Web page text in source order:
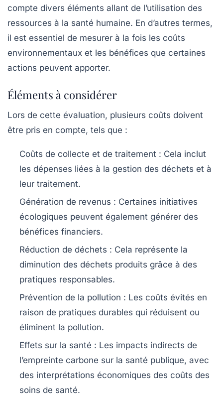
compte divers éléments allant de l’utilisation des
ressources à la santé humaine. En d’autres termes,
il est essentiel de mesurer à la fois les coûts
environnementaux et les bénéfices que certaines
actions peuvent apporter.
Éléments à considérer
Lors de cette évaluation, plusieurs coûts doivent
être pris en compte, tels que :
Coûts de collecte et de traitement : Cela inclut
les dépenses liées à la gestion des déchets et à
leur traitement.
Génération de revenus : Certaines initiatives
écologiques peuvent également générer des
bénéfices financiers.
Réduction de déchets : Cela représente la
diminution des déchets produits grâce à des
pratiques responsables.
Prévention de la pollution : Les coûts évités en
raison de pratiques durables qui réduisent ou
éliminent la pollution.
Effets sur la santé : Les impacts indirects de
l’empreinte carbone sur la santé publique, avec
des interprétations économiques des coûts des
soins de santé.